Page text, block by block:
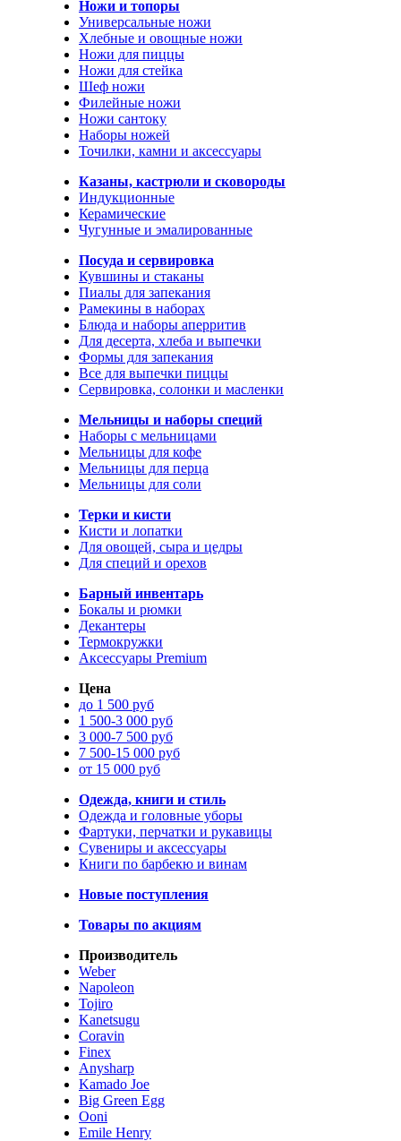
Ножи и топоры
Универсальные ножи
Хлебные и овощные ножи
Ножи для пиццы
Ножи для стейка
Шеф ножи
Филейные ножи
Ножи сантоку
Наборы ножей
Точилки, камни и аксессуары
Казаны, кастрюли и сковороды
Индукционные
Керамические
Чугунные и эмалированные
Посуда и сервировка
Кувшины и стаканы
Пиалы для запекания
Рамекины в наборах
Блюда и наборы аперритив
Для десерта, хлеба и выпечки
Формы для запекания
Все для выпечки пиццы
Сервировка, солонки и масленки
Мельницы и наборы специй
Наборы с мельницами
Мельницы для кофе
Мельницы для перца
Мельницы для соли
Терки и кисти
Кисти и лопатки
Для овощей, сыра и цедры
Для специй и орехов
Барный инвентарь
Бокалы и рюмки
Декантеры
Термокружки
Аксессуары Premium
Цена
до 1 500 руб
1 500-3 000 руб
3 000-7 500 руб
7 500-15 000 руб
от 15 000 руб
Одежда, книги и стиль
Одежда и головные уборы
Фартуки, перчатки и рукавицы
Сувениры и аксессуары
Книги по барбекю и винам
Новые поступления
Товары по акциям
Производитель
Weber
Napoleon
Tojiro
Kanetsugu
Coravin
Finex
Anysharp
Kamado Joe
Big Green Egg
Ooni
Emile Henry